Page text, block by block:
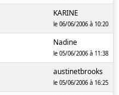
KARINE
le 06/06/2006 à 10:20
Nadine
le 05/06/2006 à 11:38
austinetbrooks
le 05/06/2006 à 16:25